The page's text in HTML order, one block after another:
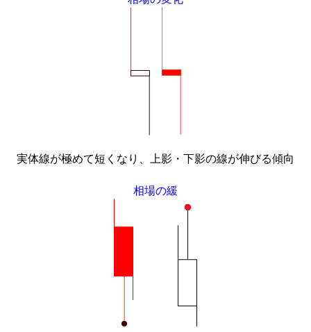
実体線が極めて短くなり、上影・下影の線が伸びる傾向
相場の緩